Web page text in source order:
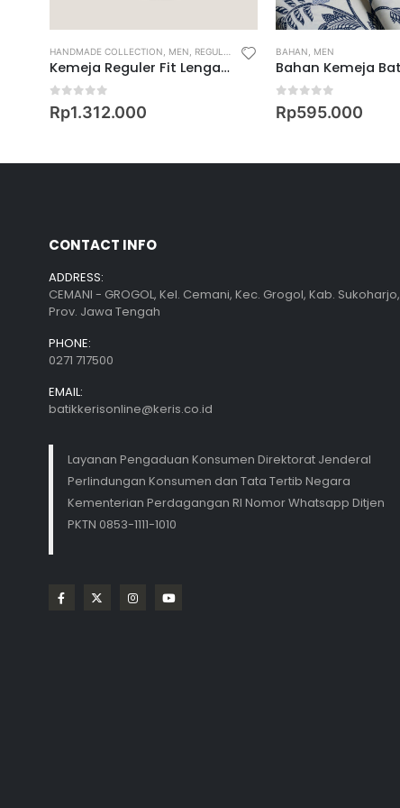
REGULAR FIT SHIRTHANDMADE COLLECTION MEN REGULAR FIT LONG SLEEVE SHIRT
Kemeja Reguler Fit Lengan Panjang Motif Ganggeng Mekar
out of 5
Rp1.312.000
BAHAN MEN
out of 5
Rp595.000
CONTACT INFO
ADDRESS:
CEMANI - GROGOL, Kel. Cemani, Kec. Grogol, Kab. Sukoharjo,
Prov. Jawa Tengah
PHONE:
0271 717500
EMAIL:
batikkerisonline@keris.co.id
Layanan Pengaduan Konsumen Direktorat Jenderal
Perlindungan Konsumen dan Tata Tertib Negara
Kementerian Perdagangan RI Nomor Whatsapp Ditjen
PKTN 0853-1111-1010